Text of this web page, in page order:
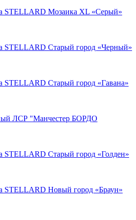
STELLARD Мозаика XL «Серый»
STELLARD Старый город «Черный»
STELLARD Старый город «Гавана»
ЛСР "Манчестер БОРДО
STELLARD Старый город «Голден»
STELLARD Новый город «Браун»